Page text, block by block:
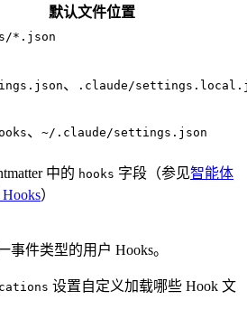
默认文件位置
*.json
、 .claude/
、 ~/.claude/settings.json
中的 hooks 字段（参见智能体
）
事件类型的用户 Hooks。
设置自定义加载哪些 Hook 文